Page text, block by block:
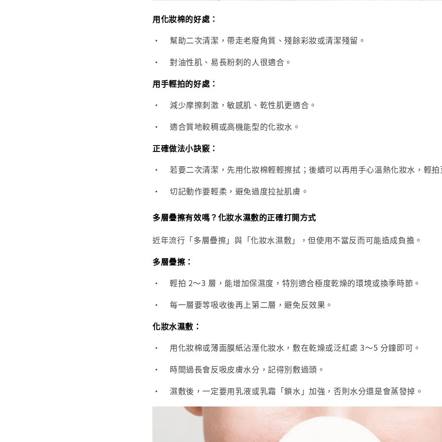
用化妝棉的好處：
•
幫助二次清潔，帶走老廢角質、殘餘彩妝或清潔殘留。
•
對油性肌、易長粉刺的人很適合。
用手輕拍的好處：
•
減少摩擦刺激，敏感肌、乾性肌更適合。
•
適合質地較稠或高機能型的化妝水。
正確做法小訣竅：
•
若要二次清潔，先用化妝棉輕輕擦拭；後續可以再用手心溫熱化妝水，輕
•
切記動作要輕柔，避免過度拉扯肌膚。
多層疊擦有效嗎？化妝水濕敷的正確打開方式
近年流行「多層疊擦」與「化妝水濕敷」，但使用不當反而可能造成負擔。
多層疊擦：
•
輕拍 2～3 層，能增加保濕度，特別適合極度乾燥的環境或換季時節。
•
每一層要等吸收後再上第二層，避免反效果。
化妝水濕敷：
•
用化妝棉或薄面膜紙沾溼化妝水，敷在乾燥或泛紅處 3～5 分鐘即可。
•
時間過長會反吸皮膚水分，記得別敷過頭。
•
濕敷後，一定要用乳液或乳霜「鎖水」加強，否則水分還是會蒸發掉。